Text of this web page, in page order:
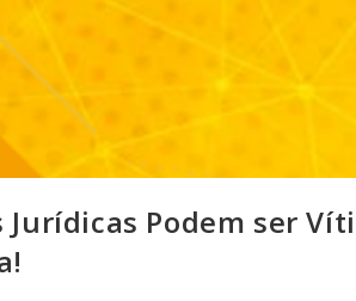
Jurídicas Podem ser